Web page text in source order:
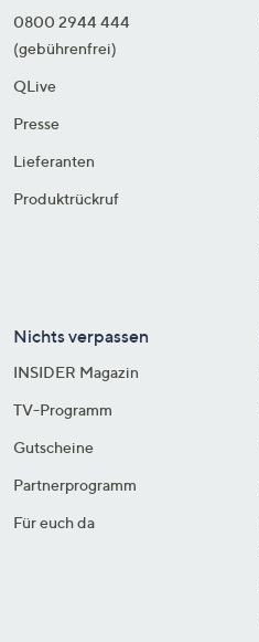
0800 2944 444
(gebührenfrei)
QLive
Presse
Lieferanten
Produktrückruf
Nichts verpassen
INSIDER Magazin
TV-Programm
Gutscheine
Partnerprogramm
Für euch da